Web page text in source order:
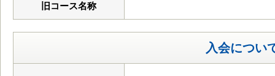
旧コース名称
入会につい